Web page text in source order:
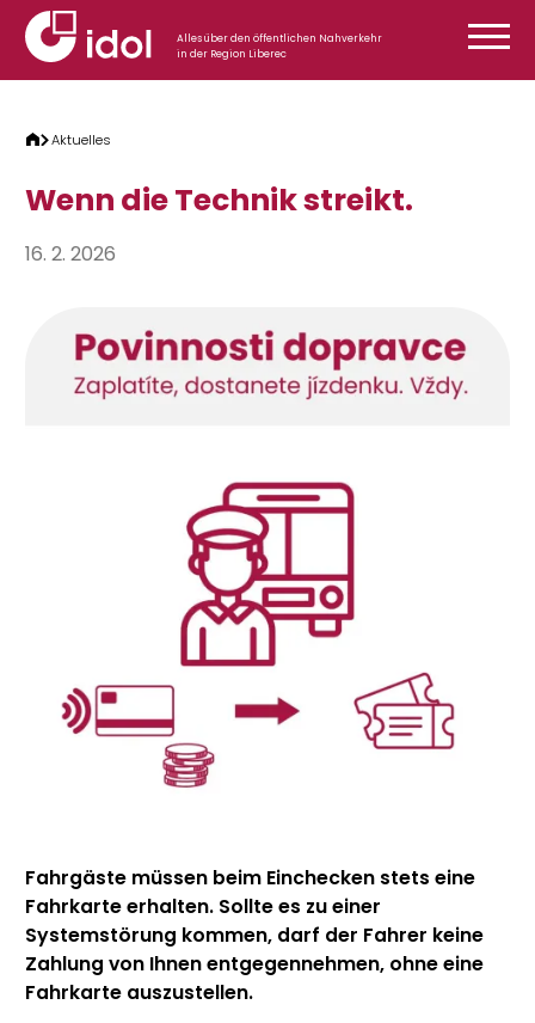
Zum Inhalt springen
Alles über den öffentlichen Nahverkehr
in der Region Liberec
Aktuelles
Wenn die Technik streikt.
16. 2. 2026
Fahrgäste müssen beim Einchecken stets eine
Fahrkarte erhalten. Sollte es zu einer
Systemstörung kommen, darf der Fahrer keine
Zahlung von Ihnen entgegennehmen, ohne eine
Fahrkarte auszustellen.